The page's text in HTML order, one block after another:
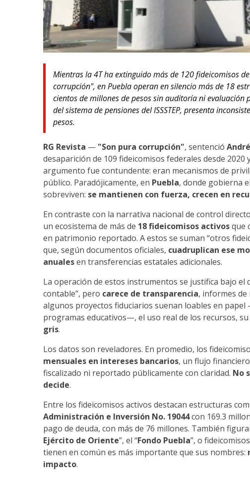
Mientras la 4T ha extinguido más de 120 fideicomisos
corrupción", en Puebla operan en silencio más de 18
cientos de millones de pesos sin auditoría ni
del sistema de pensiones del ISSSTEP, presenta
pesos.
RG Revista — "Son pura corrupción", sentenció
desaparición de 109 fideicomisos federales desde 2020
argumento fue contundente: eran mecanismos de
público. Paradójicamente, en Puebla, donde gobierna
sobreviven: se mantienen con fuerza, crecen en
En contraste con la narrativa nacional de control
un ecosistema de más de 18 fideicomisos activosque
en patrimonio reportado. A estos se suman “otros
que, según documentos oficiales, cuadruplican ese
anualesen transferencias estatales adicionales.
La operación de estos instrumentos se justifica bajo el
contable”, pero carece de transparencia, informes de
algunos proyectos fiduciarios suenan loables en
programas educativos—, el uso real de los recursos,
gris.
Los datos son reveladores. En promedio, los
mensuales en intereses bancarios, un flujo
fiscalizado ni reportado públicamente con claridad. No
decide.
Entre los fideicomisos activos destacan estructuras
Administración e Inversión No. 19044con 169.3
pago de deuda, con más de 76 millones. También
Ejército de Oriente”, el “Fondo Puebla”, o
tienen en común es más importante que sus nombres:
impacto.